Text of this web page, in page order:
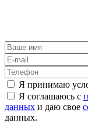
Я принимаю
Я соглашаюсь с
данных и даю свое
данных.